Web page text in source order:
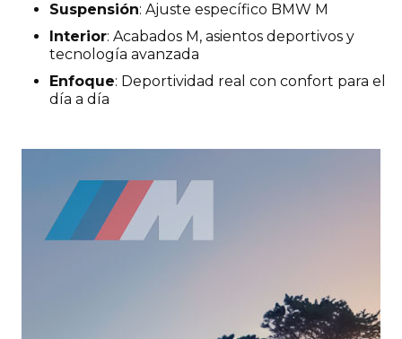
Suspensión: Ajuste específico BMW M
Interior: Acabados M, asientos deportivos y
tecnología avanzada
Enfoque: Deportividad real con confort para el
día a día